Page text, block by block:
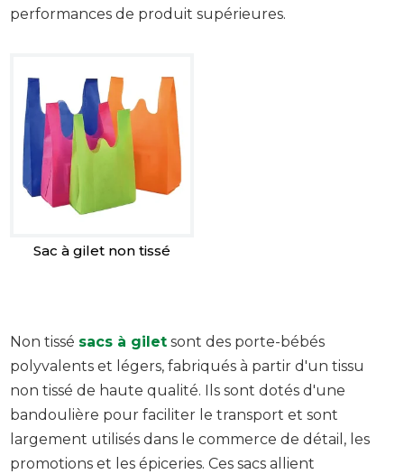
performances de produit supérieures.
Sac à gilet non tissé
Non tissé sacs à gilet sont des porte-bébés
polyvalents et légers, fabriqués à partir d'un tissu
non tissé de haute qualité. Ils sont dotés d'une
bandoulière pour faciliter le transport et sont
largement utilisés dans le commerce de détail, les
promotions et les épiceries. Ces sacs allient